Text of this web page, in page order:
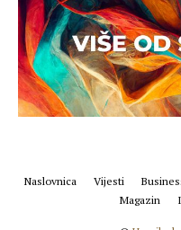
Naslovnica Vijesti
Magazin